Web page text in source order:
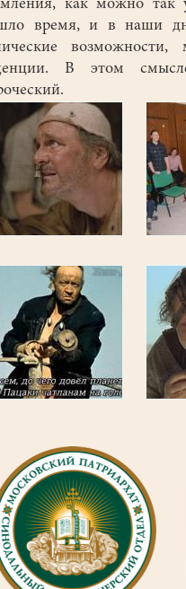
как можно так
время, и в наши
В этом